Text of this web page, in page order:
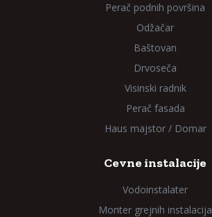
Perač podnih površina
Odžačar
Baštovan
Drvoseča
Visinski radnik
Perač fasada
Haus majstor / Domar
Cevne instalacije
Vodoinstalater
Monter grejnih instalacija